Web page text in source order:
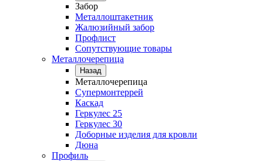
Забор
Металлоштакетник
Жалюзийный забор
Профлист
Сопутствующие товары
Металлочерепица
Назад
Металлочерепица
Супермонтеррей
Каскад
Геркулес 25
Геркулес 30
Доборные изделия для кровли
Дюна
Профиль